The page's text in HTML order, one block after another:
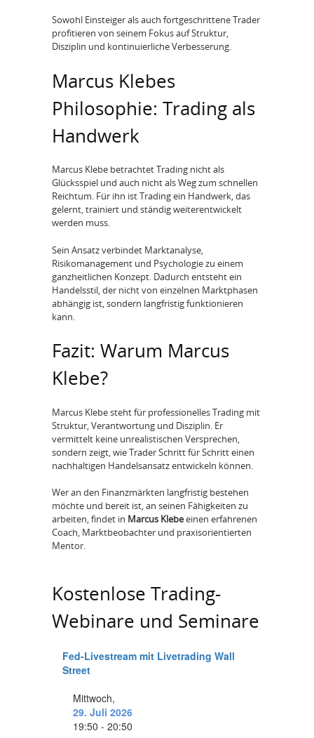
Sowohl Einsteiger als auch fortgeschrittene Trader
profitieren von seinem Fokus auf Struktur,
Disziplin und kontinuierliche Verbesserung.
Marcus Klebes
Philosophie: Trading als
Handwerk
Marcus Klebe betrachtet Trading nicht als
Glücksspiel und auch nicht als Weg zum schnellen
Reichtum. Für ihn ist Trading ein Handwerk, das
gelernt, trainiert und ständig weiterentwickelt
werden muss.
Sein Ansatz verbindet Marktanalyse,
Risikomanagement und Psychologie zu einem
ganzheitlichen Konzept. Dadurch entsteht ein
Handelsstil, der nicht von einzelnen Marktphasen
abhängig ist, sondern langfristig funktionieren
kann.
Fazit: Warum Marcus
Klebe?
Marcus Klebe steht für professionelles Trading mit
Struktur, Verantwortung und Disziplin. Er
vermittelt keine unrealistischen Versprechen,
sondern zeigt, wie Trader Schritt für Schritt einen
nachhaltigen Handelsansatz entwickeln können.
Wer an den Finanzmärkten langfristig bestehen
möchte und bereit ist, an seinen Fähigkeiten zu
arbeiten, findet in Marcus Klebeeinen erfahrenen
Coach, Marktbeobachter und praxisorientierten
Mentor.
Kostenlose Trading-
Webinare und Seminare